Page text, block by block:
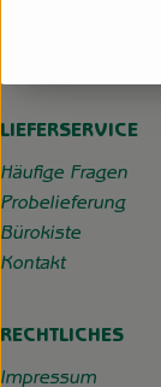
LIEFERSERVICE
Häufige Fragen
Probelieferung
Bürokiste
Kontakt
RECHTLICHES
Impressum